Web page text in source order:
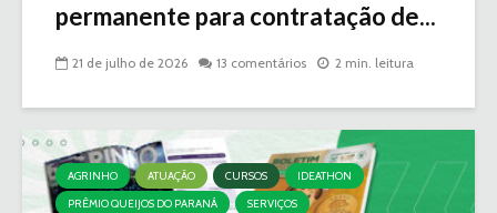
permanente para contratação de...
21 de julho de 2026 13 comentários 2 min. leitura
AGRINHO ATUAÇÃO CURSOS
IDEATHON
PRÊMIO QUEIJOS DO PARANÁ
SERVIÇOS